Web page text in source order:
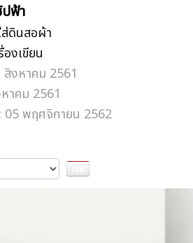
ฟ้า
ส่ดินสอผ้า
องเขียน
งหาคม 2561
าคม 2561
05 พฤศจิกายน 2562